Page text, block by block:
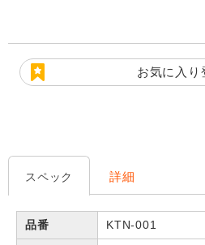
お気に入り
スペック 詳細
品番 KTN-001